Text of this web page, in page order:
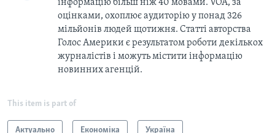
інформацію більш ніж 40 мовами. VOA, за
оцінками, охоплює аудиторію у понад 326
мільйонів людей щотижня. Статті авторства
Голос Америки є результатом роботи декількох
журналістів і можуть містити інформацію
новинних агенцій.
This item is part of
Актуально Економіка Україна